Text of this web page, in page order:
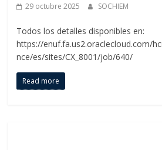
29 octubre 2025 SOCHIEM
Todos los detalles disponibles en:
https://enuf.fa.us2.oraclecloud.com/
nce/es/sites/CX_8001/job/640/
Read more